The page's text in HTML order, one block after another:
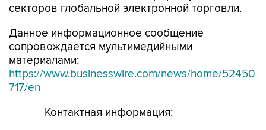
секторов глобальной электронной торговли.
Данное информационное сообщение
сопровождается мультимедийными
материалами:
https://www.businesswire.com/news/home/52450
717/en
Контактная информация: